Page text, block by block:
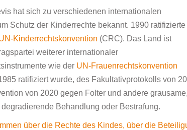
hat sich zu verschiedenen internationalen
Schutz der Kinderrechte bekannt. 1990 ratifizierte
Kinderrechtskonvention (CRC). Das Land ist
weiterer internationaler
wie der UN-Frauenrechtskonvention
ratifiziert wurde, des Fakultativprotokolls von
von 2020 gegen Folter und andere
Behandlung oder Bestrafung.
über die Rechte des Kindes, über die